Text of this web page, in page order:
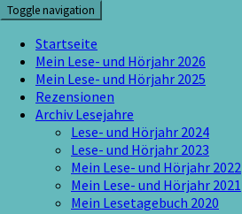
Skip
to
content
Toggle navigation
Startseite
Mein Lese- und Hörjahr 2026
Mein Lese- und Hörjahr 2025
Rezensionen
Archiv Lesejahre
Lese- und Hörjahr 2024
Lese- und Hörjahr 2023
Mein Lese- und Hörjahr 2022
Mein Lese- und Hörjahr 2021
Mein Lesetagebuch 2020